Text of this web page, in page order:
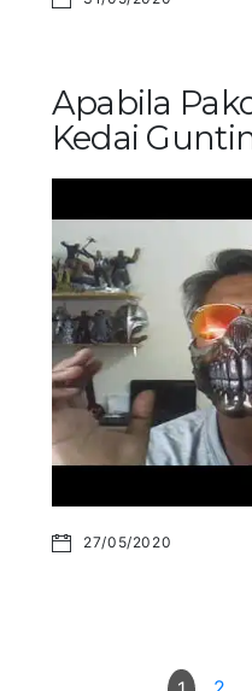
Apabila
Kedai
27/05/2020